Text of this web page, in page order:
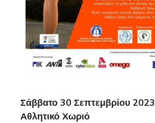
Σάββατο 30 Σεπτεμβρίου 2023
Αθλητικό Χωριό